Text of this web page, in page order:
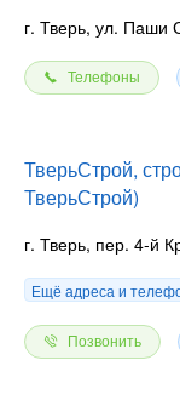
г. Тверь, ул. Паши
Телефоны
ТверьСтрой,
ТверьСтрой)
г. Тверь, пер. 4-й
Ещё адреса и
Позвонить